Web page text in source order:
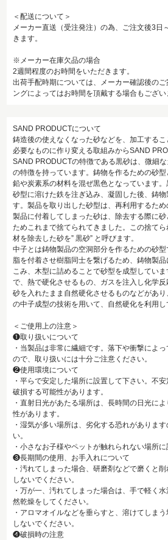
＜配送について＞
メーカー直送（受注発注）の為、ご注文後3日
きます。
※メーカー在庫欠品の場合
2週間程度のお時間をいただきます。
出荷手配時期については、メーカー確認後のご
ングによってはお時間を頂戴する場合もござい
SAND PRODUCTについて
鋳造後の使えなくなった砂などを、加工するこ
必要なものに作り変える取組みからSAND
SAND PRODUCTの特徴である黒砂は、微細
の特徴を持っています。鋳物を作るための砂
鉛や炭素系の材料を混ぜ黒色となっています
砂型に溶けた鉄を注ぎ込み、凝固した後、鋳
す。製品を取り出した砂型は、再利用するため
製品に付着してしまった砂は、除去する際に
ためこれまで捨てられてきました。この捨て
材を除去した砂を” 黒砂” と呼びます。
中子とは鋳物製品の空洞部分を作るための砂
脂を付着させ樹脂同士を繋げるため、鋳物製
こみ、木型に詰めることで砂型を成型してい
で、熱で硬化させるもの、ガスを注入し化学
砂を入れたまま自然硬化させるものなどがあ
の中子成型の技術を用いて、自然硬化を利用し
＜ご使用上の注意＞
❶取り扱いについて
・当製品は非常に繊細です。落下や衝撃によ
ので、取り扱いには十分ご注意ください。
❷使用環境について
・平らで安定した場所に設置して下さい。不
破損する可能性があります。
・直射日光があたる場所は、長時間の日光に
性があります。
・湿気が多い場所は、劣化する恐れがありま
い。
・小さなお子様やペットが触れられない場所に
❸長期間の使用、お手入れについて
・汚れてしまった場合、研磨剤などで磨くと
しないでください。
・万が一、汚れてしまった場合は、手で軽く
然乾燥をしてください。
・アロマオイルなどを垂らすと、溶けてしま
しないでください。
❹破損時の注意